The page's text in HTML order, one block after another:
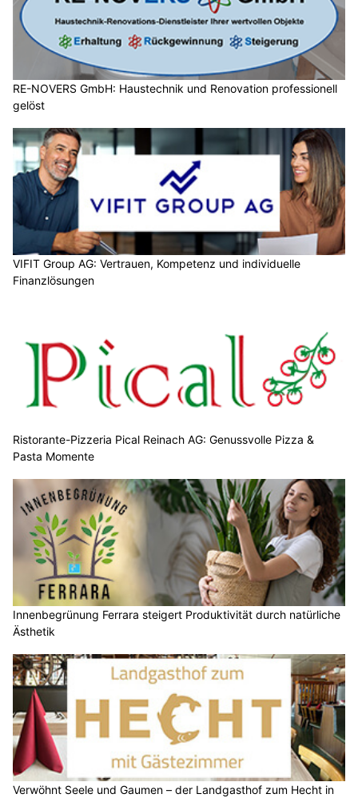
RE-NOVERS GmbH: Haustechnik und Renovation professionell
gelöst
VIFIT Group AG: Vertrauen, Kompetenz und individuelle
Finanzlösungen
Ristorante-Pizzeria Pical Reinach AG: Genussvolle Pizza &
Pasta Momente
Innenbegrünung Ferrara steigert Produktivität durch natürliche
Ästhetik
Verwöhnt Seele und Gaumen – der Landgasthof zum Hecht in